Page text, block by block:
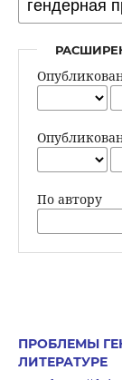
По автору
ПРОБЛЕМЫ
ЛИТЕРАТУРЕ